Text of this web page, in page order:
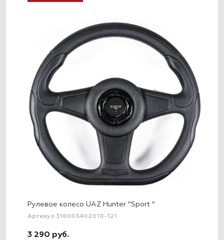
Рулевое колесо UAZ Hunter "Sport "
Артикул 316003402010-121
3 290 руб.